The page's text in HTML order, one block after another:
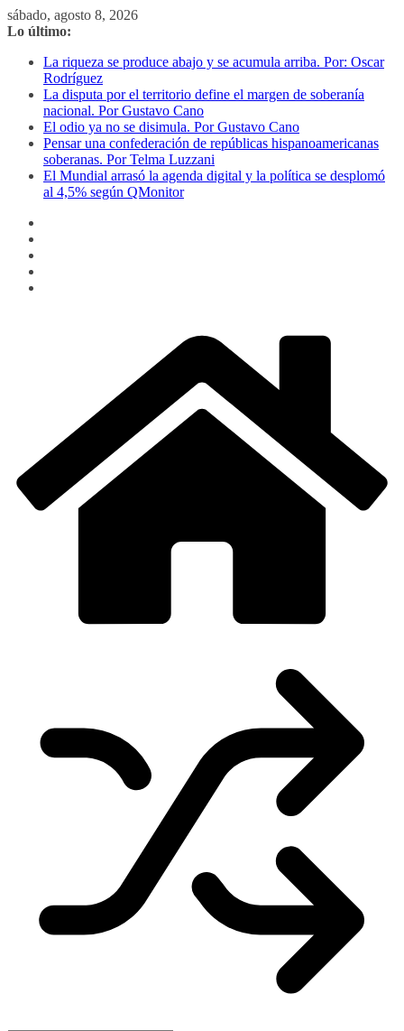
Saltar
al
sábado, agosto 8, 2026
Lo último:
La riqueza se produce abajo y se acumula arriba. Por: Oscar
Rodríguez
La disputa por el territorio define el margen de soberanía
nacional. Por Gustavo Cano
El odio ya no se disimula. Por Gustavo Cano
Pensar una confederación de repúblicas hispanoamericanas
soberanas. Por Telma Luzzani
El Mundial arrasó la agenda digital y la política se desplomó
al 4,5% según QMonitor